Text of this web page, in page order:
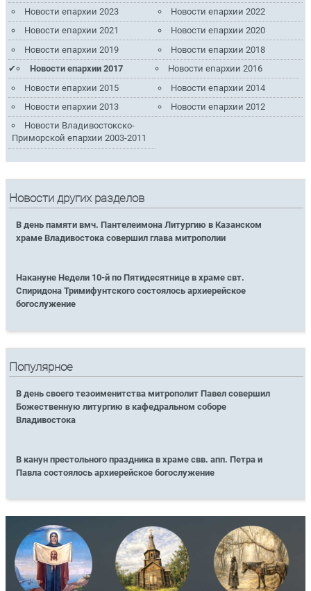
Новости епархии 2023
Новости епархии 2022
Новости епархии 2021
Новости епархии 2020
Новости епархии 2019
Новости епархии 2018
Новости епархии 2017
Новости епархии 2016
Новости епархии 2015
Новости епархии 2014
Новости епархии 2013
Новости епархии 2012
Новости Владивостокско-
Приморской епархии 2003-2011
Новости других разделов
В день памяти вмч. Пантелеимона Литургию в Казанском
храме Владивостока совершил глава митрополии
Накануне Недели 10-й по Пятидесятнице в храме свт.
Спиридона Тримифунтского состоялось архиерейское
богослужение
Популярное
В день своего тезоименитства митрополит Павел совершил
Божественную литургию в кафедральном соборе
Владивостока
В канун престольного праздника в храме свв. апп. Петра и
Павла состоялось архиерейское богослужение